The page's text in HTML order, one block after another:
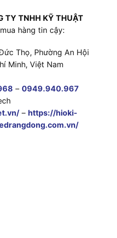
TY TNHH KỸ THUẬT
hàng tin cậy:
Thọ, Phường An Hội
Minh, Việt Nam
– 0949.940.967
– https://hioki-